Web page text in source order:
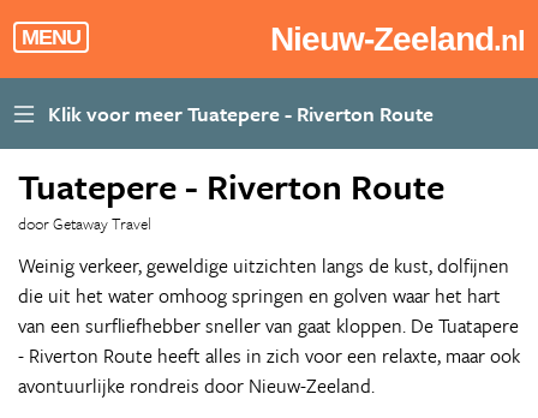
MENU Nieuw-Zeeland.nl
Tuatepere - Riverton Route
door Getaway Travel
Weinig verkeer, geweldige uitzichten langs de kust, dolfijnen
die uit het water omhoog springen en golven waar het hart
van een surfliefhebber sneller van gaat kloppen. De Tuatapere
- Riverton Route heeft alles in zich voor een relaxte, maar ook
avontuurlijke rondreis door Nieuw-Zeeland.